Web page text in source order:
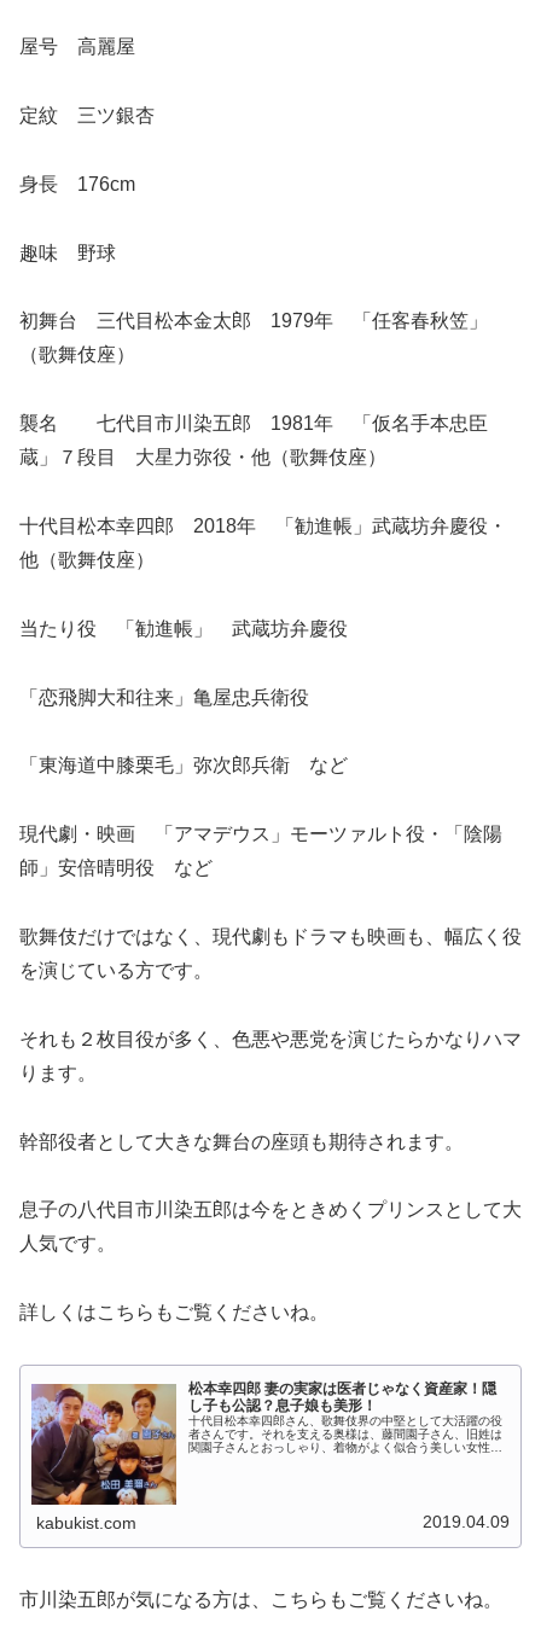
屋号 高麗屋
定紋 三ツ銀杏
身長 176cm
趣味 野球
初舞台 三代目松本金太郎 1979年 「任客春秋笠」
（歌舞伎座）
襲名 七代目市川染五郎 1981年 「仮名手本忠臣
蔵」７段目 大星力弥役・他（歌舞伎座）
十代目松本幸四郎 2018年 「勧進帳」武蔵坊弁慶役・
他（歌舞伎座）
当たり役 「勧進帳」 武蔵坊弁慶役
「恋飛脚大和往来」亀屋忠兵衛役
「東海道中膝栗毛」弥次郎兵衛 など
現代劇・映画 「アマデウス」モーツァルト役・「陰陽
師」安倍晴明役 など
歌舞伎だけではなく、現代劇もドラマも映画も、幅広く役
を演じている方です。
それも２枚目役が多く、色悪や悪党を演じたらかなりハマ
ります。
幹部役者として大きな舞台の座頭も期待されます。
息子の八代目市川染五郎は今をときめくプリンスとして大
人気です。
詳しくはこちらもご覧くださいね。
松本幸四郎 妻の実家は医者じゃなく資産家！隠
し子も公認？息子娘も美形！
十代目松本幸四郎さん、歌舞伎界の中堅として大活躍の役
者さんです。それを支える奥様は、藤間園子さん、旧姓は
関園子さんとおっしゃり、着物がよく似合う美しい女性で
kabukist.com 2019.04.09
市川染五郎が気になる方は、こちらもご覧くださいね。